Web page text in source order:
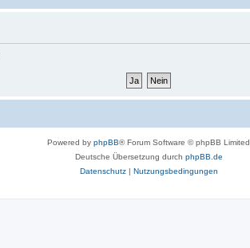
Powered by phpBB® Forum Software © phpBB Limited
Deutsche Übersetzung durch phpBB.de
Datenschutz| Nutzungsbedingungen